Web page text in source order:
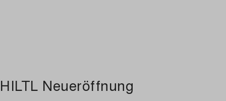
HILTL Neueröffnung